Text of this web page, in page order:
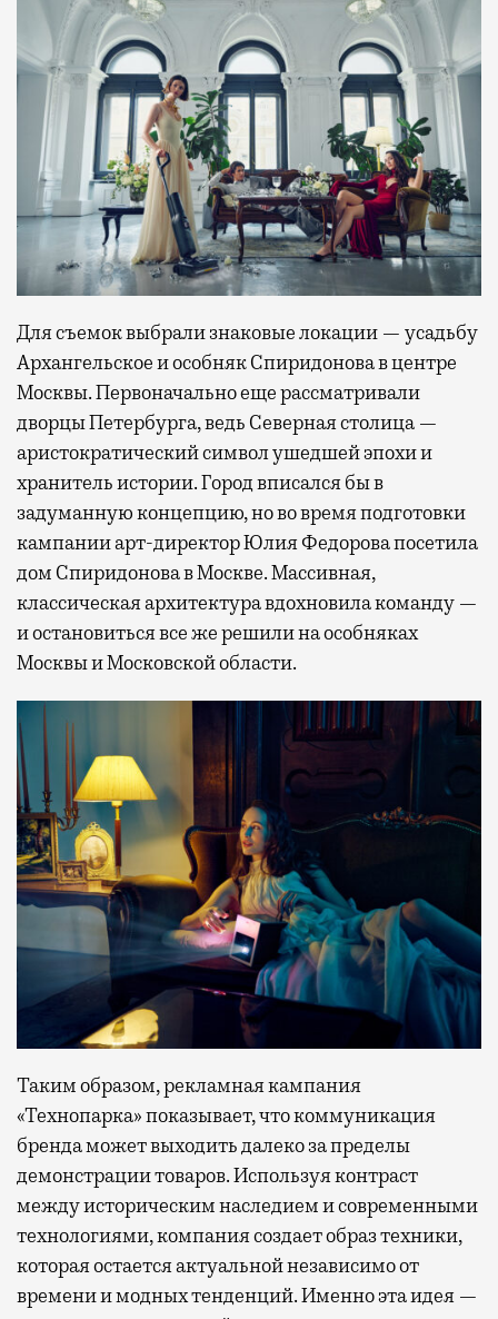
Для съемок выбрали знаковые локации — усадьбу
Архангельское и особняк Спиридонова в центре
Москвы. Первоначально еще рассматривали
дворцы Петербурга, ведь Северная столица —
аристократический символ ушедшей эпохи и
хранитель истории. Город вписался бы в
задуманную концепцию, но во время подготовки
кампании арт-директор Юлия Федорова посетила
дом Спиридонова в Москве. Массивная,
классическая архитектура вдохновила команду —
и остановиться все же решили на особняках
Москвы и Московской области.
Таким образом, рекламная кампания
«Технопарка» показывает, что коммуникация
бренда может выходить далеко за пределы
демонстрации товаров. Используя контраст
между историческим наследием и современными
технологиями, компания создает образ техники,
которая остается актуальной независимо от
времени и модных тенденций. Именно эта идея —